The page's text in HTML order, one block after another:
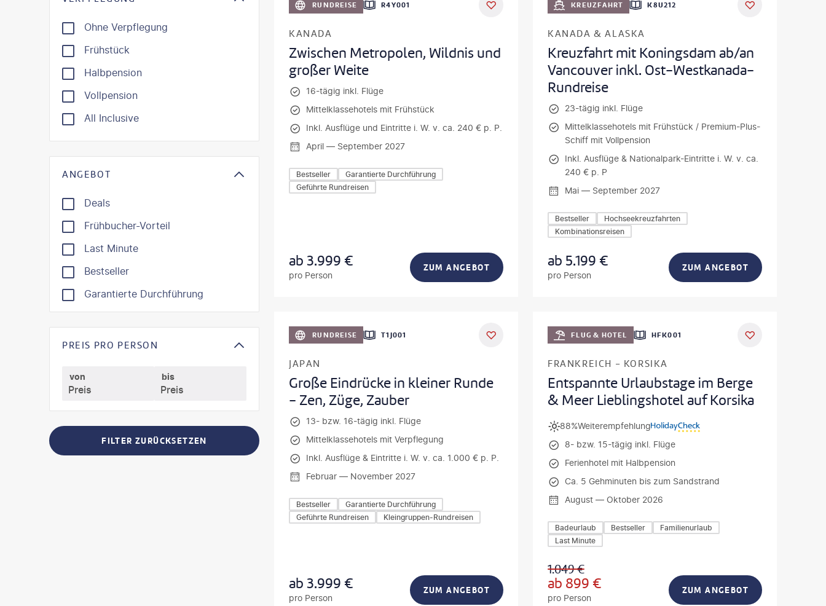
Ohne Verpflegung
Frühstück
Halbpension
Vollpension
All Inclusive
ANGEBOT
Deals
Frühbucher-Vorteil
Last Minute
Bestseller
Garantierte Durchführung
PREIS PRO PERSON
von bis
FILTER ZURÜCKSETZEN
RUNDREISE R4Y001
KANADA
Zwischen Metropolen, Wildnis und
großer Weite
16-tägig inkl. Flüge
Mittelklassehotels mit Frühstück
Inkl. Ausflüge und Eintritte i. W. v. ca. 240 € p. P.
April — September 2027
Bestseller
Garantierte Durchführung
Geführte Rundreisen
ab3.999 €
pro Person
ZUM ANGEBOT
KREUZFAHRT K8U212
KANADA & ALASKA
Kreuzfahrt mit Koningsdam ab/an
Vancouver inkl. Ost-Westkanada-
Rundreise
23-tägig inkl. Flüge
Mittelklassehotels mit Frühstück / Premium-Plus-
Schiff mit Vollpension
Inkl. Ausflüge & Nationalpark-Eintritte i. W. v. ca.
240 € p. P
Mai — September 2027
Bestseller
Hochseekreuzfahrten
Kombinationsreisen
ab 5.199 €
pro Person
ZUM ANGEBOT
RUNDREISE T1J001
JAPAN
Große Eindrücke in kleiner Runde
- Zen, Züge, Zauber
13- bzw. 16-tägig inkl. Flüge
Mittelklassehotels mit Verpflegung
Inkl. Ausflüge & Eintritte i. W. v. ca. 1.000 € p. P.
Februar — November 2027
Bestseller
Garantierte Durchführung
Geführte Rundreisen
Kleingruppen-Rundreisen
ab3.999 €
pro Person
ZUM ANGEBOT
DEAL
FLUG & HOTEL HFK001
FRANKREICH - KORSIKA
Entspannte Urlaubstage im Berge
& Meer Lieblingshotel auf Korsika
Weiterempfehlung
88%
8- bzw. 15-tägig inkl. Flüge
Ferienhotel mit Halbpension
Ca. 5 Gehminuten bis zum Sandstrand
August — Oktober 2026
Badeurlaub Bestseller
Familienurlaub
Last Minute
1.049€
ab 899 €
pro Person
ZUM ANGEBOT